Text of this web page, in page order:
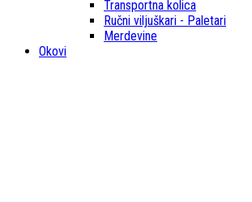
Transportna kolica
Ručni viljuškari - Paletari
Merdevine
Okovi